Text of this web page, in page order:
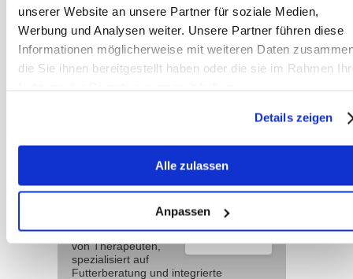
unserer Website an unsere Partner für soziale Medien,
Werbung und Analysen weiter. Unsere Partner führen diese
Informationen möglicherweise mit weiteren Daten
die Sie ihnen bereitgestellt haben oder die sie im Rahmen
Details zeigen
Alle zulassen
Anpassen
Mehr zum Thema:Magengeschwüre
bei Pferden
Sanoanimal
erfahrenes Team
von Therapeuten,
spezialisiert auf
Futterberatung und integrierte